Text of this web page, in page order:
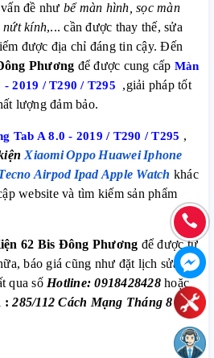
đề như bể màn hình, sọc màn
nứt kính,... cần được thay thế, sửa
được địa chỉ đáng tin cậy. Đến
Phương để được cung cấp Màn
- 2019 / T290 / T295 ,giải pháp tốt
lượng đảm bảo.
Tab A 8.0 - 2019 / T290 / T295 ,
XiaomiOppo Huawei Iphone
Airpod Ipad Apple Watch khác
website và tìm kiếm sản phẩm
62 Bis Đông Phương để được tư
báo giá cũng như đặt lịch sửa
qua số Hotline: 0918428428hoặc
:285/112 Cách Mạng Tháng 8 P.12